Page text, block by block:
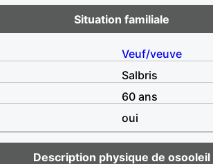
Situation familiale
Veuf/veuve
Salbris
60 ans
oui
Description physique de osooleil